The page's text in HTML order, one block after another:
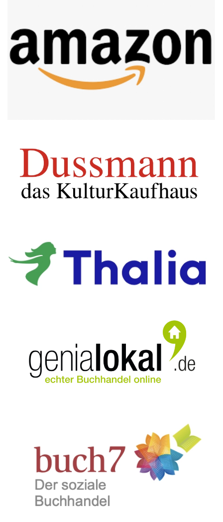
#VerdientProvisionen
weitere Infos
weitere Infos
weitere Infos
weitere Infos
weitere Infos